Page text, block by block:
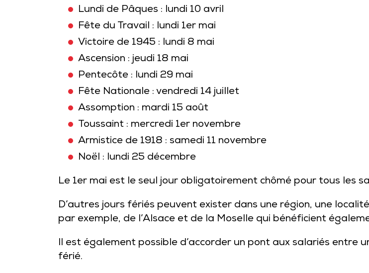
Lundi de Pâques : lundi 10 avril
Fête du Travail : lundi 1er mai
Victoire de 1945 : lundi 8 mai
Ascension : jeudi 18 mai
Pentecôte : lundi 29 mai
Fête Nationale : vendredi 14 juillet
Assomption : mardi 15 août
Toussaint : mercredi 1er novembre
Armistice de 1918 : samedi 11 novembre
Noël : lundi 25 décembre
Le 1er mai est le seul jour obligatoirement chômé pour tous les
D’autres jours fériés peuvent exister dans une région, une
par exemple, de l’Alsace et de la Moselle qui bénéficient
Il est également possible d’accorder un pont aux salariés entre
férié.